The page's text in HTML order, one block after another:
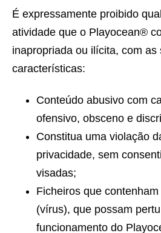
É expressamente proibido
atividade que o Playocean®
inapropriada ou ilícita, com as
características:
Conteúdo abusivo com
ofensivo, obsceno e
Constitua uma violação
privacidade, sem
visadas;
Ficheiros que
(vírus), que possam
funcionamento do